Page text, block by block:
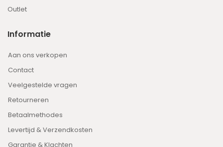
Outlet
Informatie
Aan ons verkopen
Contact
Veelgestelde vragen
Retourneren
Betaalmethodes
Levertijd & Verzendkosten
Garantie & Klachten